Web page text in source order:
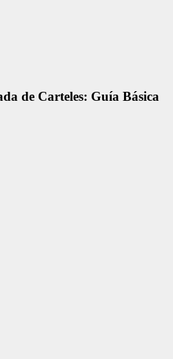
de Carteles: Guía Básica